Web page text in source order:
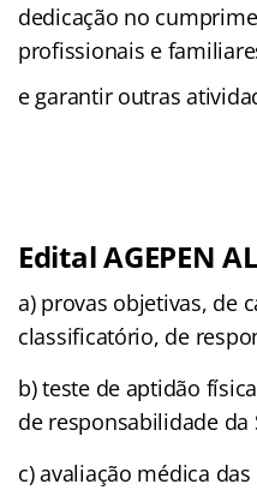
dedicação no
profissionais e
e garantir outras
Edital AGEPEN
a) provas objetivas, de
classificatório, de
b) teste de aptidão
de responsabilidade da
c) avaliação médica